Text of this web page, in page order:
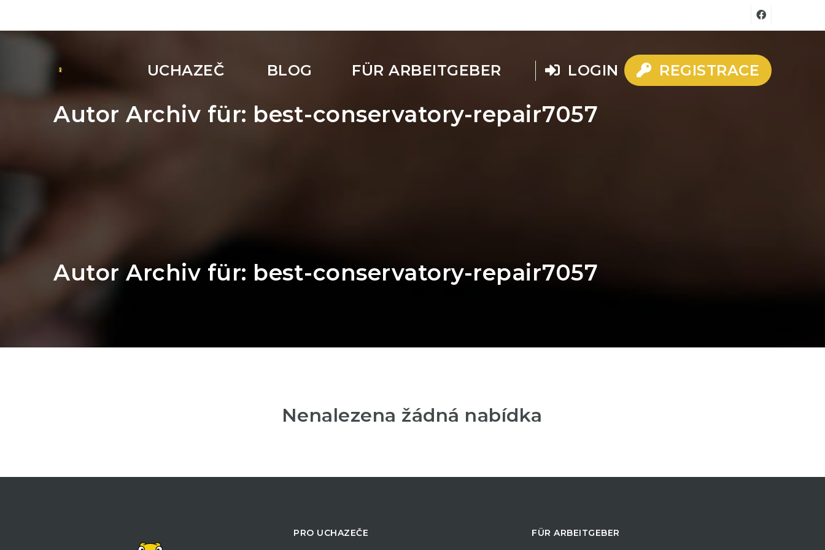
UCHAZEČ BLOG FÜR ARBEITGEBER LOGIN REGISTRACE
Autor Archiv für: best-conservatory-repair7057
Autor Archiv für: best-conservatory-repair7057
Nenalezena žádná nabídka
PRO UCHAZEČE FÜR ARBEITGEBER